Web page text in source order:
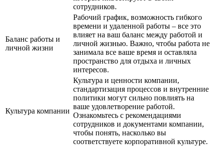
сотрудников.
Баланс работы и
личной жизни
Рабочий график, возможность гибкого
времени и удаленной работы – все это
влияет на ваш баланс между работой и
личной жизнью. Важно, чтобы работа не
занимала все ваше время и оставляла
пространство для отдыха и личных
интересов.
Культура компании
Культура и ценности компании,
стандартизация процессов и внутренние
политики могут сильно повлиять на
ваше удовлетворение работой.
Ознакомьтесь с рекомендациями
сотрудников и документами компании,
чтобы понять, насколько вы
соответствуете корпоративной культуре.